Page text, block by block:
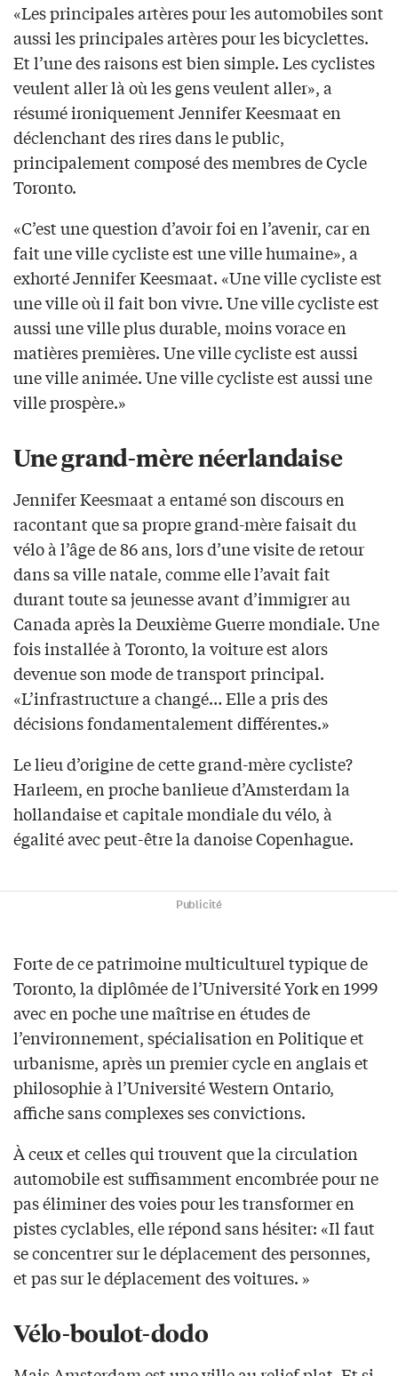
«Les principales artères pour les automobiles sont
aussi les principales artères pour les bicyclettes.
Et l’une des raisons est bien simple. Les cyclistes
veulent aller là où les gens veulent aller», a
résumé ironiquement Jennifer Keesmaat en
déclenchant des rires dans le public,
principalement composé des membres de Cycle
Toronto.
«C’est une question d’avoir foi en l’avenir, car en
fait une ville cycliste est une ville humaine», a
exhorté Jennifer Keesmaat. «Une ville cycliste est
une ville où il fait bon vivre. Une ville cycliste est
aussi une ville plus durable, moins vorace en
matières premières. Une ville cycliste est aussi
une ville animée. Une ville cycliste est aussi une
ville prospère.»
Une grand-mère néerlandaise
Jennifer Keesmaat a entamé son discours en
racontant que sa propre grand-mère faisait du
vélo à l’âge de 86 ans, lors d’une visite de retour
dans sa ville natale, comme elle l’avait fait
durant toute sa jeunesse avant d’immigrer au
Canada après la Deuxième Guerre mondiale. Une
fois installée à Toronto, la voiture est alors
devenue son mode de transport principal.
«L’infrastructure a changé… Elle a pris des
décisions fondamentalement différentes.»
Le lieu d’origine de cette grand-mère cycliste?
Harleem, en proche banlieue d’Amsterdam la
hollandaise et capitale mondiale du vélo, à
égalité avec peut-être la danoise Copenhague.
Publicité
Forte de ce patrimoine multiculturel typique de
Toronto, la diplômée de l’Université York en 1999
avec en poche une maîtrise en études de
l’environnement, spécialisation en Politique et
urbanisme, après un premier cycle en anglais et
philosophie à l’Université Western Ontario,
affiche sans complexes ses convictions.
À ceux et celles qui trouvent que la circulation
automobile est suffisamment encombrée pour ne
pas éliminer des voies pour les transformer en
pistes cyclables, elle répond sans hésiter: «Il faut
se concentrer sur le déplacement des personnes,
et pas sur le déplacement des voitures. »
Vélo-boulot-dodo